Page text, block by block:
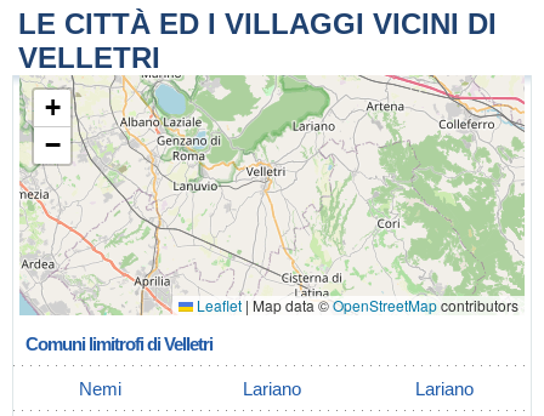
LE CITTÀ ED I VILLAGGI VICINI DI
VELLETRI
+
−
Leaflet | Map data ©OpenStreetMapcontributors
Comuni limitrofi di Velletri
Nemi Lariano Lariano